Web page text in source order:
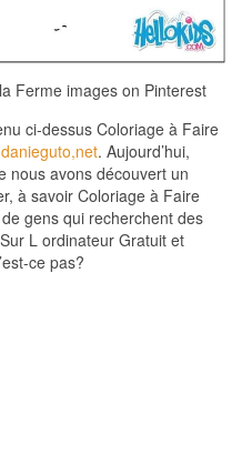
Ferme images on Pinterest
ci-dessus Coloriage à Faire
danieguto,net. Aujourd’hui,
nous avons découvert un
à savoir Coloriage à Faire
gens qui recherchent des
L ordinateur Gratuit et
ce pas?